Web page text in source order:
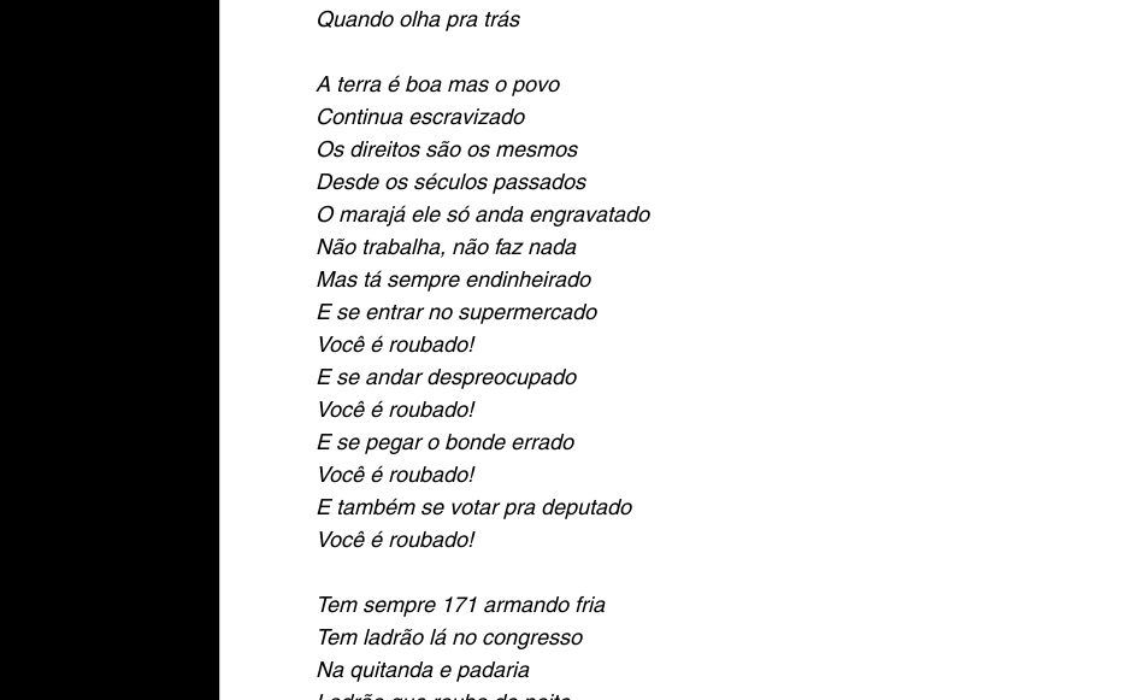
Quando olha pra trás
A terra é boa mas o povo
Continua escravizado
Os direitos são os mesmos
Desde os séculos passados
O marajá ele só anda engravatado
Não trabalha, não faz nada
Mas tá sempre endinheirado
E se entrar no supermercado
Você é roubado!
E se andar despreocupado
Você é roubado!
E se pegar o bonde errado
Você é roubado!
E também se votar pra deputado
Você é roubado!
Tem sempre 171 armando fria
Tem ladrão lá no congresso
Na quitanda e padaria